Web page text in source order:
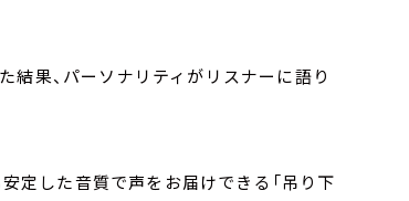
結果、パーソナリティがリスナーに語り
定した音質で声をお届けできる「吊り下